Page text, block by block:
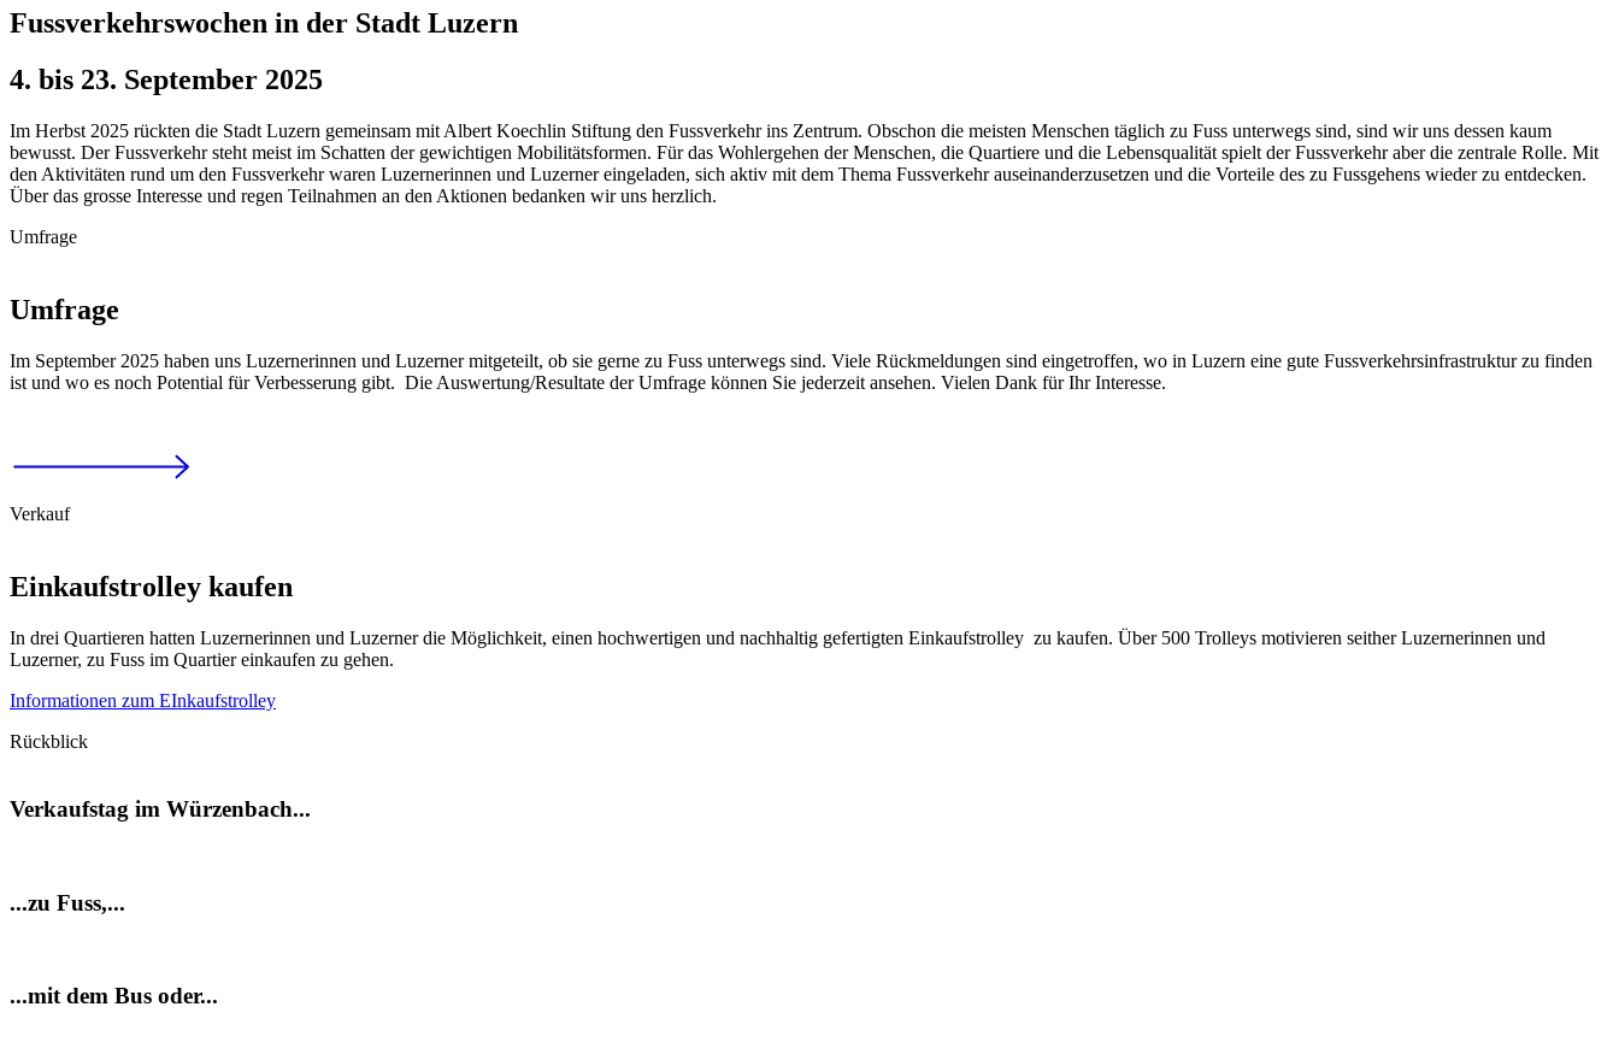
Fussverkehrswochen in der Stadt Luzern
4. bis 23. September 2025
Im Herbst 2025 rückten die Stadt Luzern gemeinsam mit Albert Koechlin Stiftung den Fussverkehr ins Zentrum. Obschon die meisten Menschen täglich zu Fuss unterwegs sind, sind wir uns dessen kaum
bewusst. Der Fussverkehr steht meist im Schatten der gewichtigen Mobilitätsformen. Für das Wohlergehen der Menschen, die Quartiere und die Lebensqualität spielt der Fussverkehr aber die zentrale Rolle. Mit
den Aktivitäten rund um den Fussverkehr waren Luzernerinnen und Luzerner eingeladen, sich aktiv mit dem Thema Fussverkehr auseinanderzusetzen und die Vorteile des zu Fussgehens wieder zu entdecken.
Über das grosse Interesse und regen Teilnahmen an den Aktionen bedanken wir uns herzlich.
Umfrage
Umfrage
Im September 2025 haben uns Luzernerinnen und Luzerner mitgeteilt, ob sie gerne zu Fuss unterwegs sind. Viele Rückmeldungen sind eingetroffen, wo in Luzern eine gute Fussverkehrsinfrastruktur zu finden
ist und wo es noch Potential für Verbesserung gibt. Die Auswertung/Resultate der Umfrage können Sie jederzeit ansehen. Vielen Dank für Ihr Interesse.
Verkauf
Einkaufstrolley kaufen
In drei Quartieren hatten Luzernerinnen und Luzerner die Möglichkeit, einen hochwertigen und nachhaltig gefertigten Einkaufstrolley zu kaufen. Über 500 Trolleys motivieren seither Luzernerinnen und
Luzerner, zu Fuss im Quartier einkaufen zu gehen.
Informationen zum EInkaufstrolley
Rückblick
Verkaufstag im Würzenbach...
...zu Fuss,...
...mit dem Bus oder...